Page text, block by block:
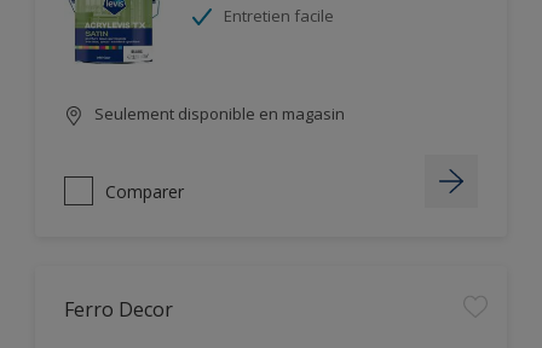
Entretien facile
Seulement disponible en magasin
Comparer
Ferro Decor